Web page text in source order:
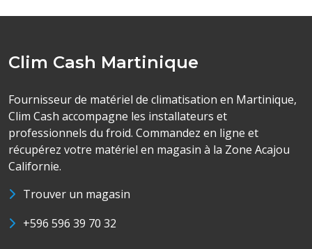
Clim Cash Martinique
Fournisseur de matériel de climatisation en Martinique,
Clim Cash accompagne les installateurs et
professionnels du froid. Commandez en ligne et
récupérez votre matériel en magasin à la Zone Acajou
Californie.
Trouver un magasin
+596 596 39 70 32